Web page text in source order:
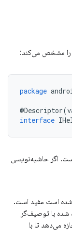
را مشخص می‌کند:
package
@Descriptor(
interface
اگر حاشیه‌نویسی
شده است مفید است.
شده با توصیف‌گر
می‌دهد تا با